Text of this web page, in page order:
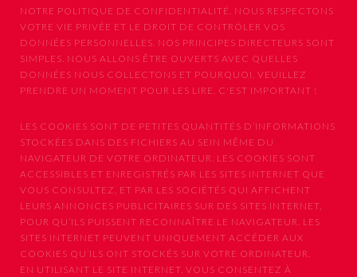
NOTRE POLITIQUE DE CONFIDENTIALITÉ. NOUS RESPECTONS
VOTRE VIE PRIVÉE ET LE DROIT DE CONTRÔLER VOS
DONNÉES PERSONNELLES. NOS PRINCIPES DIRECTEURS SONT
SIMPLES. NOUS ALLONS ÊTRE OUVERTS AVEC QUELLES
DONNÉES NOUS COLLECTONS ET POURQUOI. VEUILLEZ
PRENDRE UN MOMENT POUR LES LIRE. C'EST IMPORTANT !
LES COOKIES SONT DE PETITES QUANTITÉS D’INFORMATIONS
STOCKÉES DANS DES FICHIERS AU SEIN MÊME DU
NAVIGATEUR DE VOTRE ORDINATEUR. LES COOKIES SONT
ACCESSIBLES ET ENREGISTRÉS PAR LES SITES INTERNET QUE
VOUS CONSULTEZ, ET PAR LES SOCIÉTÉS QUI AFFICHENT
LEURS ANNONCES PUBLICITAIRES SUR DES SITES INTERNET,
POUR QU’ILS PUISSENT RECONNAÎTRE LE NAVIGATEUR. LES
SITES INTERNET PEUVENT UNIQUEMENT ACCÉDER AUX
COOKIES QU’ILS ONT STOCKÉS SUR VOTRE ORDINATEUR.
EN UTILISANT LE SITE INTERNET, VOUS CONSENTEZ À